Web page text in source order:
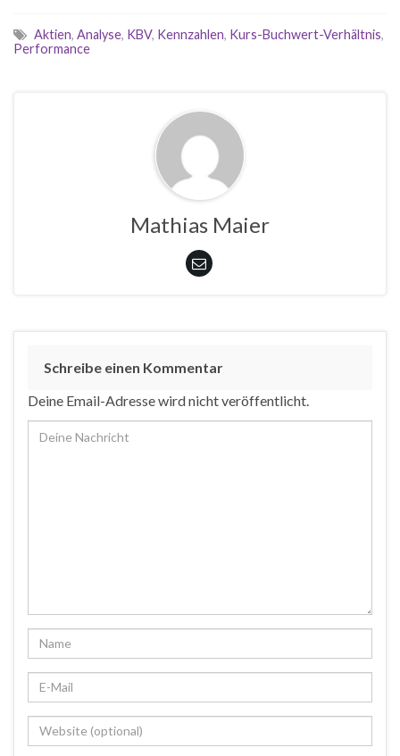
Aktien, Analyse, KBV, Kennzahlen, Kurs-Buchwert-Verhältnis,
Performance
Mathias Maier
Schreibe einen Kommentar
Deine Email-Adresse wird nicht veröffentlicht.